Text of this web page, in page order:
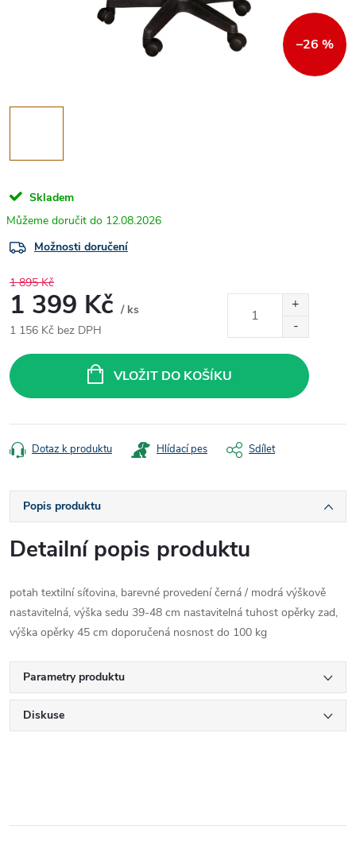
–26 %
Skladem
12.08.2026
Možnosti doručení
1 895 Kč
1 399 Kč / ks
1 156 Kč bez DPH
cena:
VLOŽIT DO KOŠÍKU
Dotaz k produktu Hlídací pes Sdílet
Popis produktu
Detailní popis produktu
potah textilní síťovina, barevné provedení černá / modrá výškově
nastavitelná, výška sedu 39-48 cm nastavitelná tuhost opěrky zad,
výška opěrky 45 cm doporučená nosnost do 100 kg
Parametry produktu
Diskuse